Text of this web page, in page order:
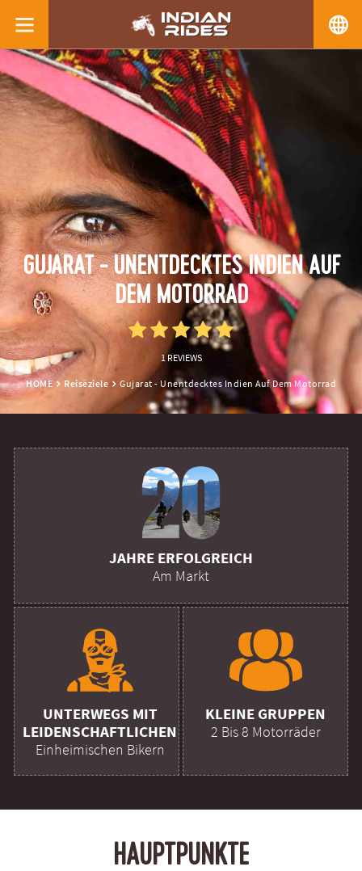
GUJARAT - UNENTDECKTES INDIEN AUF
DEM MOTORRAD
1 REVIEWS
HOME Reiseziele Gujarat - Unentdecktes Indien Auf Dem Motorrad
JAHRE ERFOLGREICH
Am Markt
UNTERWEGS MIT
LEIDENSCHAFTLICHEN
Einheimischen Bikern
KLEINE GRUPPEN
2 Bis 8 Motorräder
HAUPTPUNKTE